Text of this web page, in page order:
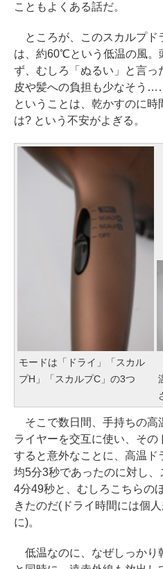
こともよくある話だ。
ところが、このスカルプド
は、約60℃という低温の風。
ず、むしろ「ぬるい」と言
皮や髪への負担も少なそう
ということは、乾かすのに
は? という不安がよぎる。
モードは「ドライ」「スカル
プH」「スカルプC」の3つ
そこで数日間、手持ちの高
ライヤーを交互に使い、その
すると意外なことに、高温
均5分3秒であったのに対し
4分49秒と、むしろこちらの
きたのだ(ドライ時間には個
に)。
低温なのに、なぜしっかり